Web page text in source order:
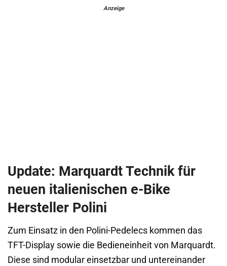
Anzeige
Update: Marquardt Technik für
neuen italienischen e-Bike
Hersteller Polini
Zum Einsatz in den Polini-Pedelecs kommen das
TFT-Display sowie die Bedieneinheit von Marquardt.
Diese sind modular einsetzbar und untereinander